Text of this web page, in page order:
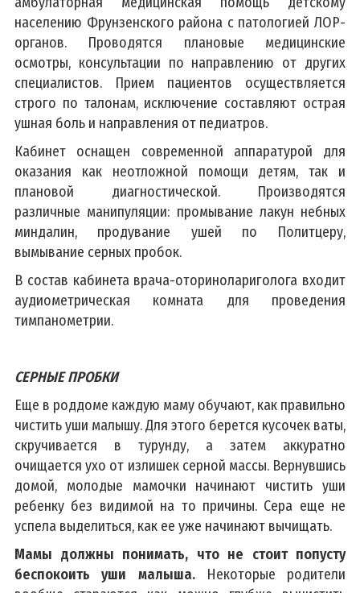
населению Фрунзенского района с патологией ЛОР-
органов. Проводятся плановые медицинские
осмотры, консультации по направлению от других
специалистов. Прием пациентов осуществляется
строго по талонам, исключение составляют острая
ушная боль и направления от педиатров.
Кабинет оснащен современной аппаратурой для
оказания как неотложной помощи детям, так и
плановой диагностической. Производятся
различные манипуляции: промывание лакун небных
миндалин, продувание ушей по Политцеру,
вымывание серных пробок.
В состав кабинета врача-оторинолариголога входит
аудиометрическая комната для проведения
тимпанометрии.
СЕРНЫЕ ПРОБКИ
Еще в роддоме каждую маму обучают, как правильно
чистить уши малышу. Для этого берется кусочек ваты,
скручивается в турунду, а затем аккуратно
очищается ухо от излишек серной массы. Вернувшись
домой, молодые мамочки начинают чистить уши
ребенку без видимой на то причины. Сера еще не
успела выделиться, как ее уже начинают вычищать.
Мамы должны понимать, что не стоит попусту
беспокоить уши малыша.Некоторые родители